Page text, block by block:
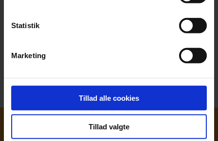
Statistik
Marketing
Tillad alle cookies
Tillad valgte
Jobbet som guide